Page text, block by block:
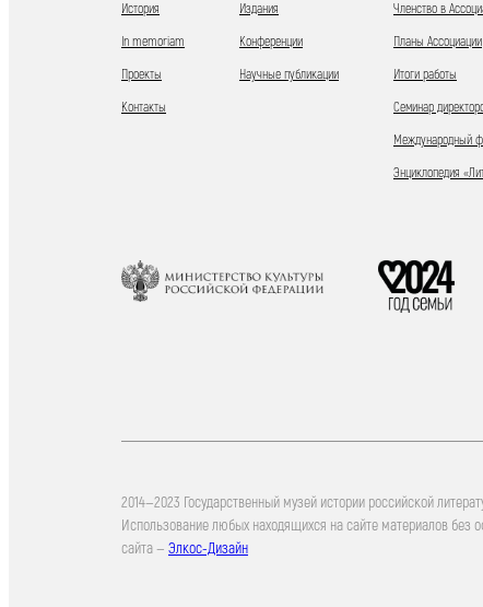
История
In memoriam
Проекты
Контакты
Издания
Конференции
Научные публикации
Членство в
Планы Ассоциации
Итоги работы
Семинар
Международный
Энциклопедия
2014—2023 Государственный музей истории российской
Использование любых находящихся на сайте материалов
сайта — Элкос-Дизайн